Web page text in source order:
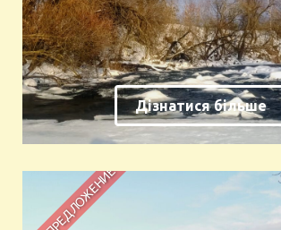
Дізнатися більше